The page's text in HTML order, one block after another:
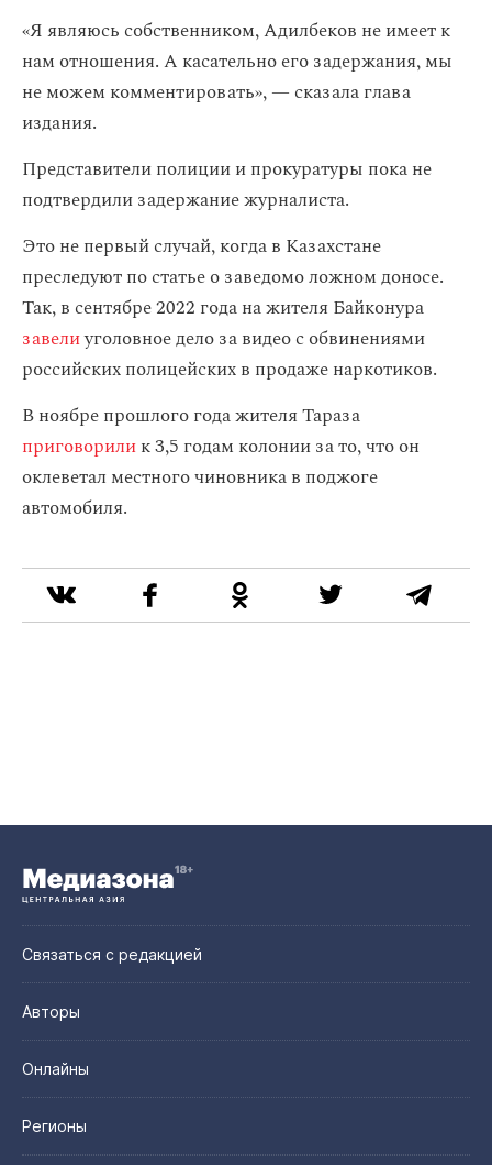
«Я являюсь собственником, Адилбеков не имеет к
нам отношения. А касательно его задержания, мы
не можем комментировать», — сказала глава
издания.
Представители полиции и прокуратуры пока не
подтвердили задержание журналиста.
Это не первый случай, когда в Казахстане
преследуют по статье о заведомо ложном доносе.
Так, в сентябре 2022 года на жителя Байконура
завелиуголовное дело за видео с обвинениями
российских полицейских в продаже наркотиков.
В ноябре прошлого года жителя Тараза
приговорилик 3,5 годам колонии за то, что он
оклеветал местного чиновника в поджоге
автомобиля.
Связаться с редакцией
Авторы
Онлайны
Регионы